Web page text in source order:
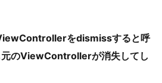
をdismissすると呼
元のViewControllerが消失してし